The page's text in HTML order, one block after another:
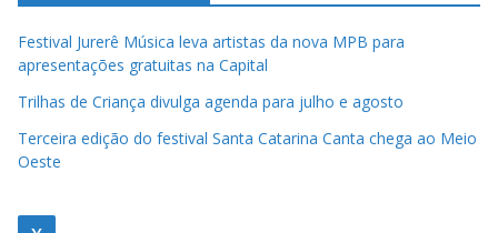
Festival Jurerê Música leva artistas da nova MPB para
apresentações gratuitas na Capital
Trilhas de Criança divulga agenda para julho e agosto
Terceira edição do festival Santa Catarina Canta chega ao Meio
Oeste